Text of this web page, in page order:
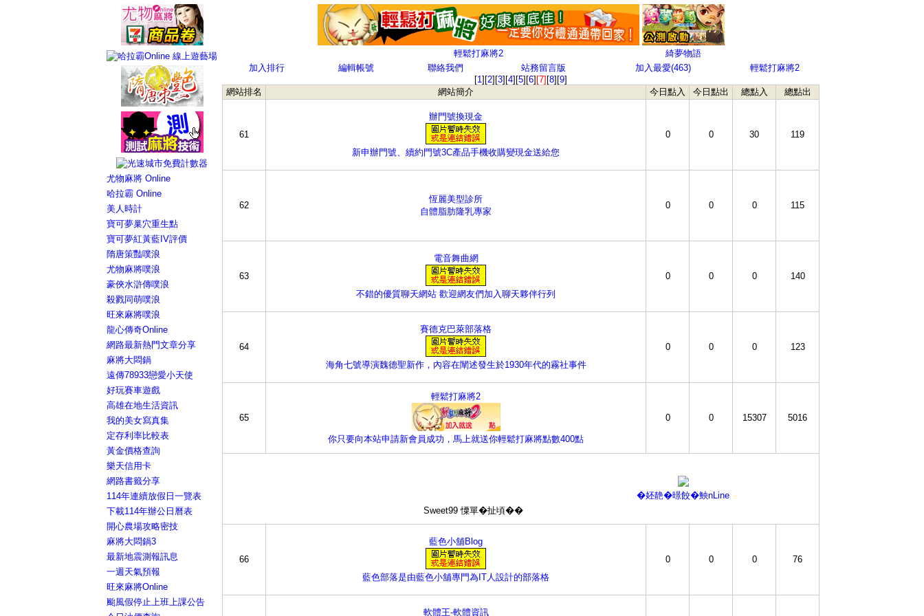
尤物麻將 Online
哈拉霸 Online
美人時計
寶可夢巢穴重生點
寶可夢紅黃藍IV評價
隋唐策豔噗浪
尤物麻將噗浪
豪俠水滸傳噗浪
殺戮同萌噗浪
旺來麻將噗浪
龍心傳奇Online
網路最新熱門文章分享
麻將大悶鍋
遠傳78933戀愛小天使
好玩賽車遊戲
高雄在地生活資訊
我的美女寫真集
定存利率比較表
黃金價格查詢
樂天信用卡
網路書籤分享
114年連續放假日一覽表
下載114年辦公日曆表
開心農場攻略密技
麻將大悶鍋3
最新地震測報訊息
一週天氣預報
旺來麻將Online
颱風假停止上班上課公告
輕鬆打麻將2
綺夢物語
加入排行
編輯帳號 聯絡我們 站務留言版 加入最愛(463)
輕鬆打麻將2
[1][2][3][4][5][6] [7] [8][9]
網站排名
網站簡介 今日點入 今日點出 總點入 總點出
61
辦門號換現金
新申辦門號、續約門號3C產品手機收購變現金送給您
0 0 30 119
62
恆麗美型診所
自體脂肪隆乳專家
0 0 0 115
63
電音舞曲網
不錯的優質聊天網站 歡迎網友們加入聊天夥伴行列
0 0 0 140
64
賽德克巴萊部落格
海角七號導演魏德聖新作，內容在闡述發生於1930年代的霧社事件
0 0 0 123
65
輕鬆打麻將2
你只要向本站申請新會員成功，馬上就送你輕鬆打麻將點數400點
0 0 15307 5016
Sweet99 憟單�扯頃��
�㚰靘�暻餃�䱀nLine
66
藍色小舖Blog
藍色部落是由藍色小舖專門為IT人設計的部落格
0 0 0 76
軟體王-軟體資訊